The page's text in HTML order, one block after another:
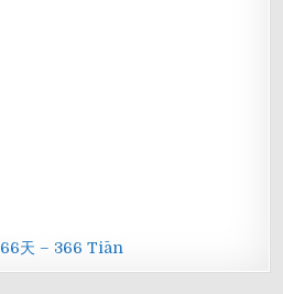
天 – 366 Tiān